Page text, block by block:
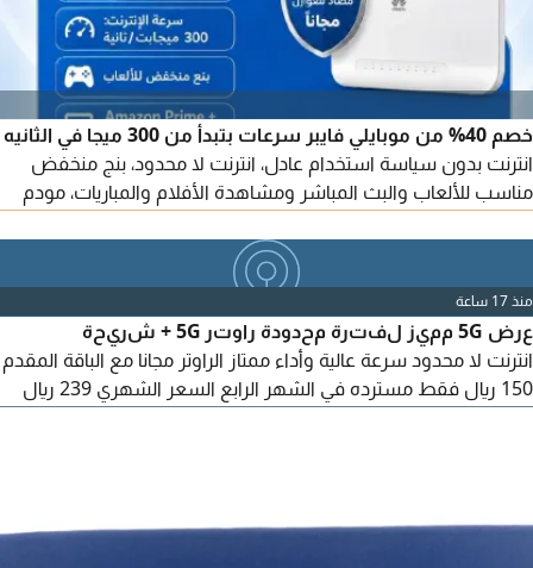
خصم 40% من موبايلي فايبر سرعات بتبدأ من 300 ميجا في الثانيه
انترنت بدون سياسة استخدام عادل، انترنت لا محدود، بنج منخفض
مناسب للألعاب والبث المباشر ومشاهدة الأفلام والمباريات، مودم
شهريا (شامل الضريبة) التركيب والتأسيس مجاني
منذ 17 ساعة
عرض 5G مميز لفترة محدودة راوتر 5G + شريحة
انترنت لا محدود سرعة عالية وأداء ممتاز الراوتر مجانا مع الباقة المقدم
150 ريال فقط مسترده في الشهر الرابع السعر الشهري 239 ريال